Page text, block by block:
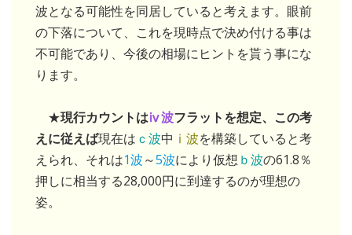
波となる可能性を同居していると考えます。眼前
の下落について、これを現時点で決め付ける事は
不可能であり、今後の相場にヒントを貰う事にな
ります。
★現行カウントはⅳ波フラットを想定、この考
えに従えば現在は ｃ波中 ⅰ波を構築していると考
えられ、それは1波～5波により仮想 ｂ波の61.8％
押しに相当する28,000円に到達するのが理想の
姿。